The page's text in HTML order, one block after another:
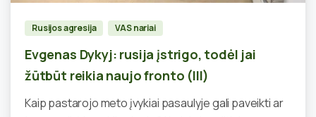
Rusijos agresija VAS nariai
Evgenas Dykyj: rusija įstrigo, todėl jai
žūtbūt reikia naujo fronto (III)
Kaip pastarojo meto įvykiai pasaulyje gali paveikti ar